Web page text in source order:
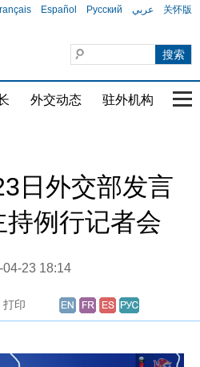
Español Русский عربي 关怀版
外交动态 驻外机构 国
日外交部发言
持例行记者会
04-23 18:14
打印